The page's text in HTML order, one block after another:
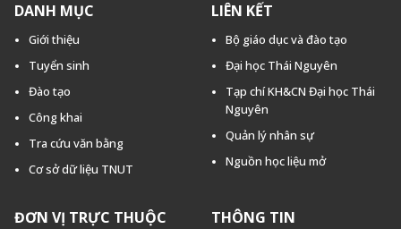
DANH MỤC
Giới thiệu
Tuyển sinh
Đào tạo
Công khai
Tra cứu văn bằng
Cơ sở dữ liệu TNUT
LIÊN KẾT
Bộ giáo dục và đào tạo
Đại học Thái Nguyên
Tạp chí KH&CN Đại học Thái
Nguyên
Quản lý nhân sự
Nguồn học liệu mở
ĐƠN VỊ TRỰC THUỘC THÔNG TIN